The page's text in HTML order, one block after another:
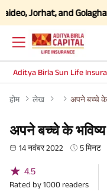
and Golaghat of
Aditya Birla Sun Life
होम लेख अपने बच्चे के
अपने बच्चे के भविष्य
14 नवंबर 2022 5 मिनट
★ 4.5
Rated by1000 readers